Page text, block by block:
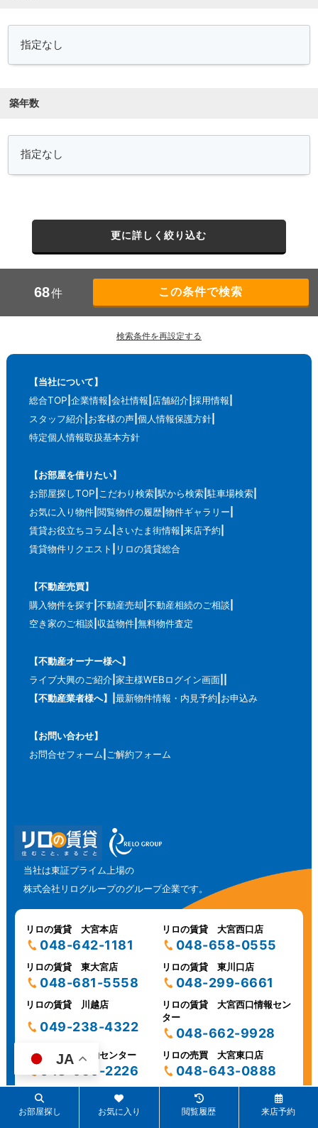
築年数
更に詳しく絞り込む
68件
検索条件を再設定する
【当社について】
総合TOP 企業情報 会社情報 店舗紹介 採用情報
スタッフ紹介 お客様の声 個人情報保護方針
特定個人情報取扱基本方針
【お部屋を借りたい】
お部屋探しTOP こだわり検索 駅から検索 駐車場検索
お気に入り物件 閲覧物件の履歴 物件ギャラリー
賃貸お役立ちコラム さいたま街情報 来店予約
賃貸物件リクエスト
リロの賃貸総合
【不動産売買】
購入物件を探す 不動産売却 不動産相続のご相談
空き家のご相談 収益物件 無料物件査定
【不動産オーナー様へ】
ライブ大興のご紹介 家主様WEBログイン画面
【不動産業者様へ】
最新物件情報・内見予約 お申込み
【お問い合わせ】
お問合せフォーム ご解約フォーム
当社は東証プライム上場の
株式会社リログループのグループ企業です。
リロの賃貸 大宮本店
048-642-1181
リロの賃貸 大宮西口店
048-658-0555
リロの賃貸 東大宮店
048-681-5558
リロの賃貸 東川口店
048-299-6661
リロの賃貸 川越店
049-238-4322
リロの賃貸 大宮西口情報セン
ター
048-662-9928
リロの賃貸 契約センター
048-650-2226
リロの売買 大宮東口店
048-643-0888
Copyright (C)リロの賃貸レックス大興 All Rights Reserved.
お部屋探し お気に入り 閲覧履歴 来店予約
JA